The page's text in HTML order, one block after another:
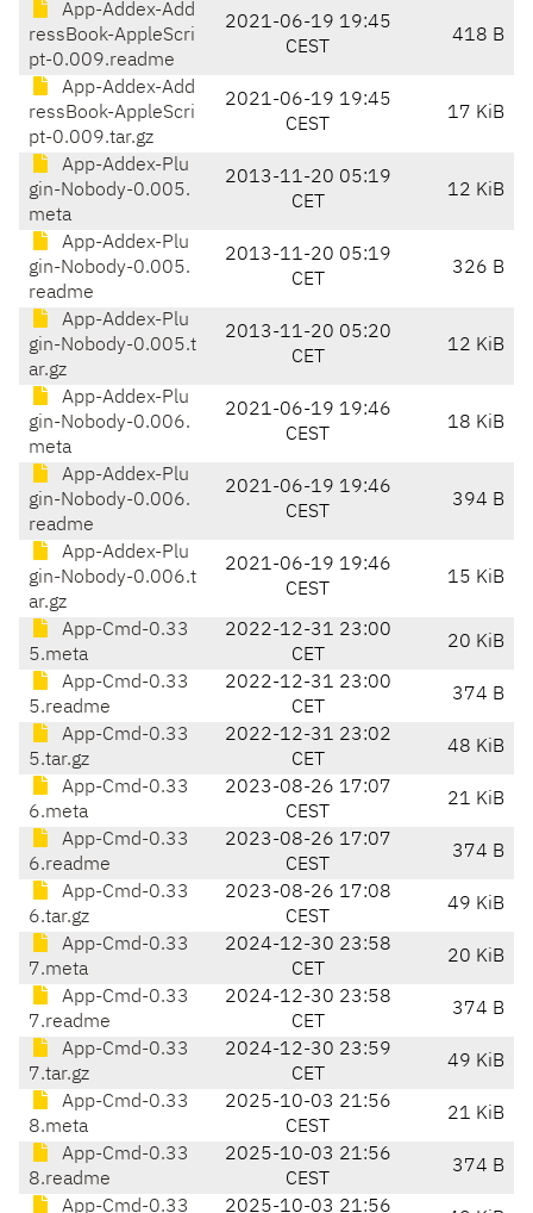
App-Addex-Add
ressBook-AppleScri
pt-0.009.readme
2021-06-19 19:45
CEST
418 B
App-Addex-Add
ressBook-AppleScri
pt-0.009.tar.gz
2021-06-19 19:45
CEST
17 KiB
App-Addex-Plu
gin-Nobody-0.005.
meta
2013-11-20 05:19
CET
12 KiB
App-Addex-Plu
gin-Nobody-0.005.
readme
2013-11-20 05:19
CET
326 B
App-Addex-Plu
gin-Nobody-0.005.t
ar.gz
2013-11-20 05:20
CET
12 KiB
App-Addex-Plu
gin-Nobody-0.006.
meta
2021-06-19 19:46
CEST
18 KiB
App-Addex-Plu
gin-Nobody-0.006.
readme
2021-06-19 19:46
CEST
394 B
App-Addex-Plu
gin-Nobody-0.006.t
ar.gz
2021-06-19 19:46
CEST
15 KiB
App-Cmd-0.33
5.meta
2022-12-31 23:00
CET
20 KiB
App-Cmd-0.33
5.readme
2022-12-31 23:00
CET
374 B
App-Cmd-0.33
5.tar.gz
2022-12-31 23:02
CET
48 KiB
App-Cmd-0.33
6.meta
2023-08-26 17:07
CEST
21 KiB
App-Cmd-0.33
6.readme
2023-08-26 17:07
CEST
374 B
App-Cmd-0.33
6.tar.gz
2023-08-26 17:08
CEST
49 KiB
App-Cmd-0.33
7.meta
2024-12-30 23:58
CET
20 KiB
App-Cmd-0.33
7.readme
2024-12-30 23:58
CET
374 B
App-Cmd-0.33
7.tar.gz
2024-12-30 23:59
CET
49 KiB
App-Cmd-0.33
8.meta
2025-10-03 21:56
CEST
21 KiB
App-Cmd-0.33
8.readme
2025-10-03 21:56
CEST
374 B
App-Cmd-0.33 2025-10-03 21:56